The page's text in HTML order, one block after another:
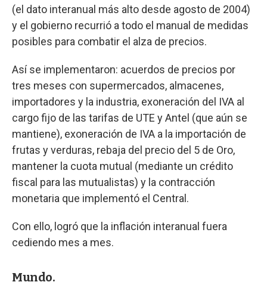
(el dato interanual más alto desde agosto de 2004)
y el gobierno recurrió a todo el manual de medidas
posibles para combatir el alza de precios.
Así se implementaron: acuerdos de precios por
tres meses con supermercados, almacenes,
importadores y la industria, exoneración del IVA al
cargo fijo de las tarifas de UTE y Antel (que aún se
mantiene), exoneración de IVA a la importación de
frutas y verduras, rebaja del precio del 5 de Oro,
mantener la cuota mutual (mediante un crédito
fiscal para las mutualistas) y la contracción
monetaria que implementó el Central.
Con ello, logró que la inflación interanual fuera
cediendo mes a mes.
Mundo.